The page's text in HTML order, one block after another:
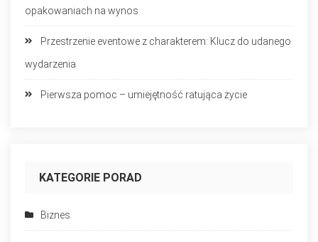
opakowaniach na wynos
Przestrzenie eventowe z charakterem: Klucz do udanego
wydarzenia
Pierwsza pomoc – umiejętność ratująca życie
KATEGORIE PORAD
Biznes